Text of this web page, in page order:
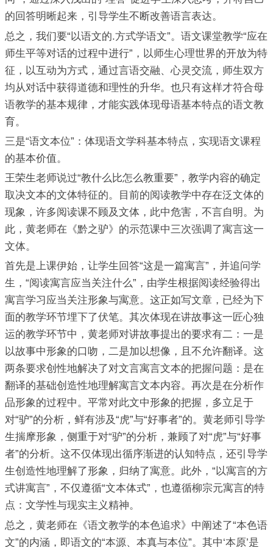
的回答明晰起来，引导学生不断改善语言表达。
总之，我们要“以语文的.方式学语文”。语文课堂教学“应在
师生平等对话的过程中进行”，以师生心理世界的开放为特
征，以互动为方式，通过言语交融、心灵交流，师生双方
均从对话中获得道德和理性的升华。也只有这样才符合母
语教学的基本规律，才能实践体现母语基本特点的语文教
育。
三是“语文本位”：体现语文学科基本特点，实现语文课程
的基本价值。
王荣生老师说过“教什么比怎么教重要”，教学内容的确定
取决文本的文体特征的。目前的阅读教学中存在泛文体的
现象，许多阅读课不顾及文体，此中危害，不言自明。为
此，黄老师在《黔之驴》的示范课中三次强调了寓言这一
文体。
首先是上课伊始，让学生回答“这是一篇寓言”，并追问学
生，“阅读寓言应当关注什么”，由学生根据阅读经验得出
寓言学习应当关注形象与寓意。这正如写文章，已经为下
面的教学环节埋下了伏笔。其次体现在讲故事这一匠心独
运的教学环节中，黄老师对讲故事提出的要求有二：一是
以故事中形象的口吻，二是加以想像，且不允许翻译。这
两条要求创性地解决了对文言寓言文本的把握问题：是在
翻译的基础创造性地理解寓言文本内容。再次是在分析作
品形象的过程中。平常对此文中形象的把握，多立足于
对“驴”的分析，鲜有涉及“虎”与“好事者”的。黄老师引导学
生揣摩形象，侧重于对“驴”的分析，兼顾了对“虎”与“好事
者”的分析。这不仅体现出循序渐进的认知特点，还引导学
生创造性地理解了形象，归纳了寓意。此外，“以寓言的方
式讲寓言”，不仅遵循“文本体式”，也遵循柳宗元寓言的特
点：文学性与现实主义精神。
总之，黄老师在《语文教学的本色追求》中阐述了“本色语
文”的内涵，即语文的“本源、本真与本位”。其中‘本原’是